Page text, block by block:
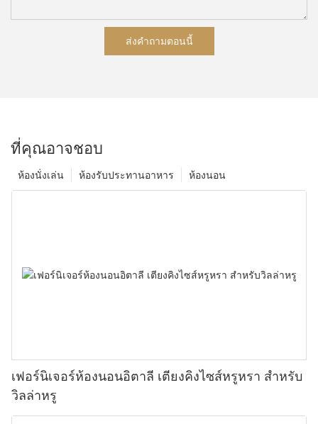
ส่งคำถามตอนนี้
ที่คุณอาจชอบ
ห้องนอน
ห้องรับประทานอาหาร
ห้องนั่งเล่น
เฟอร์นิเจอร์ห้องนอนอิตาลี เตียงคิงไซส์หรูหรา สำหรับ
วิลล่าหรู